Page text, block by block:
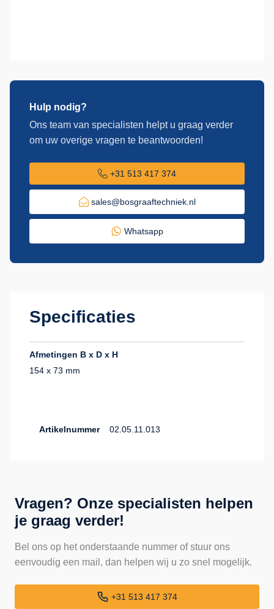
Hulp nodig?
Ons team van specialisten helpt u graag verder
om uw overige vragen te beantwoorden!
+31 513 417 374
sales@bosgraaftechniek.nl
Whatsapp
Specificaties
Afmetingen B x D x H
154 x 73 mm
Artikelnummer 02.05.11.013
Vragen? Onze specialisten helpen
je graag verder!
Bel ons op het onderstaande nummer of stuur ons
eenvoudig een mail, dan helpen wij u zo snel mogelijk.
+31 513 417 374